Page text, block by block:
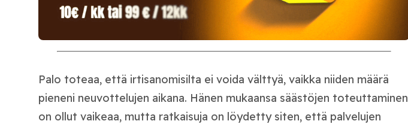
Palo toteaa, että irtisanomisilta ei voida välttyä, vaikka niiden määrä
pieneni neuvottelujen aikana. Hänen mukaansa säästöjen toteuttaminen
on ollut vaikeaa, mutta ratkaisuja on löydetty siten, että palvelujen